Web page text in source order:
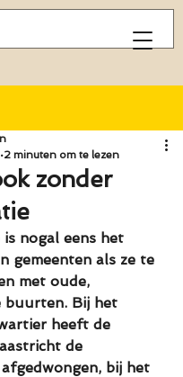
zonder
2 minuten om te lezen
nogal eens het
gemeenten als ze te
met oude,
buurten. Bij het
heeft de
de
bij het